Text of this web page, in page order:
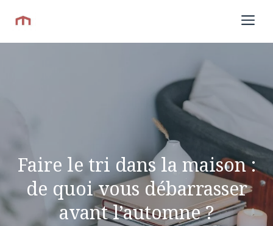
contenu
Faire le tri dans la maison :
de quoi vous débarrasser
avant l’automne ?